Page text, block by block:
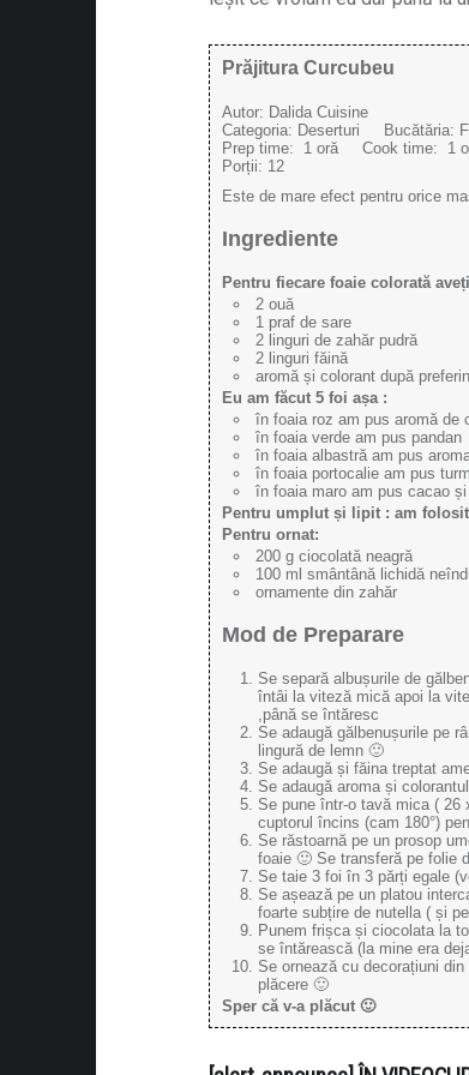
Prăjitura Curcubeu
Autor: Dalida Cuisine
Categoria: Deserturi Bucătăria:
Prep time: 1 oră Cook time: 1
Porții: 12
Este de mare efect pentru orice
Ingrediente
Pentru fiecare foaie colorată
2 ouă
1 praf de sare
2 linguri de zahăr pudră
2 linguri făină
aromă și colorant după
Eu am făcut 5 foi așa :
în foaia roz am pus aromă de
în foaia verde am pus pandan
în foaia albastră am pus
în foaia portocalie am pus
în foaia maro am pus cacao
Pentru umplut și lipit : am
Pentru ornat:
200 g ciocolată neagră
100 ml smântână lichidă
ornamente din zahăr
Mod de Preparare
Se separă albușurile de
întâi la viteză mică apoi la
,până se întăresc
Se adaugă gălbenușurile pe
lingură de lemn 🙂
Se adaugă și făina treptat
Se adaugă aroma și
Se pune într-o tavă mica (
cuptorul încins (cam 180°)
Se răstoarnă pe un prosop
foaie 🙂 Se transferă pe folie
Se taie 3 foi în 3 părți egale
Se așează pe un platou
foarte subțire de nutella ( și
Punem frișca și ciocolata la
se întărească (la mine era
Se ornează cu decorațiuni
plăcere 🙂
Sper că v-a plăcut 🙂